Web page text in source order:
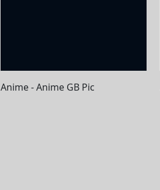
Anime - Anime GB Pic